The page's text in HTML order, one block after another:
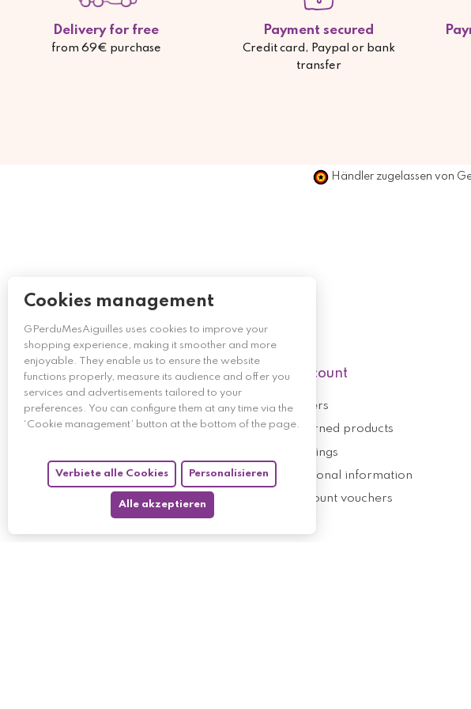
Cookies management
GPerduMesAiguilles uses cookies to improve your
shopping experience, making it smoother and more
enjoyable. They enable us to ensure the website
functions properly, measure its audience and offer you
services and advertisements tailored to your
preferences. You can configure them at any time via the
‘Cookie management’ button at the bottom of the page.
Alle akzeptieren
Verbiete alle Cookies Personalisieren
Delivery for free
from 69€ purchase
Payment secured
Credit card, Paypal or bank
transfer
Händler zugelassen von
My account
My orders
My returned products
My holdings
My personal information
My discount vouchers